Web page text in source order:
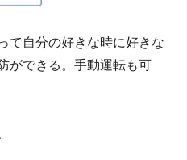
て自分の好きな時に好きな
ができる。手動運転も可